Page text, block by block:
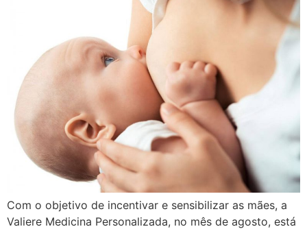
Com o objetivo de incentivar e sensibilizar as mães, a
Valiere Medicina Personalizada, no mês de agosto, está